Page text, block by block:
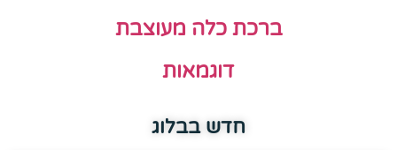
ברכת כלה מעוצבת
דוגמאות
חדש בבלוג